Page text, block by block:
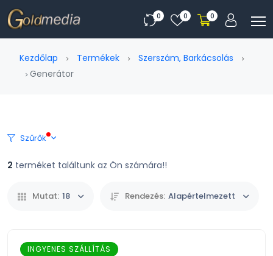
0 0 0
Kezdőlap Termékek
Szerszám, Barkácsolás
Generátor
Szűrők
2 terméket találtunk az Ön számára!!
Mutat: 18 Rendezés: Alapértelmezett
INGYENES SZÁLLÍTÁS